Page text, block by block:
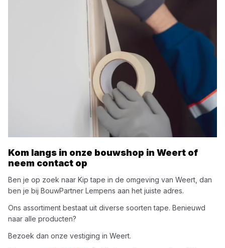
Kom langs in onze bouwshop in Weert of
neem contact op
Ben je op zoek naar Kip tape in de omgeving van Weert , dan
ben je bij BouwPartner Lempens aan het juiste adres.
Ons assortiment bestaat uit diverse soortentape. Benieuwd
naar alle producten?
Bezoek dan onze vestiging in Weert.